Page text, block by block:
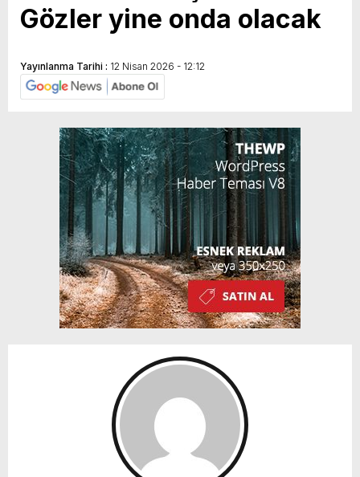
Gözler yine onda olacak
Yayınlanma Tarihi : 12 Nisan 2026 - 12:12